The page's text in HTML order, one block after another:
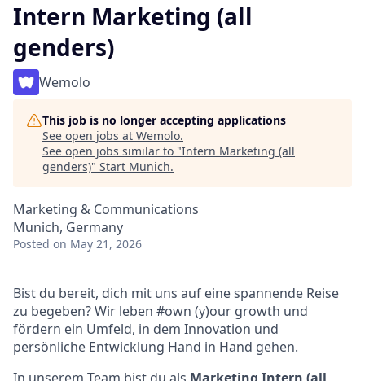
Intern Marketing (all
genders)
Wemolo
This job is no longer accepting applications
See open jobs at Wemolo.
See open jobs similar to "Intern Marketing (all
genders)" Start Munich.
Marketing & Communications
Munich, Germany
Posted on May 21, 2026
Bist du bereit, dich mit uns auf eine spannende Reise
zu begeben? Wir leben #own (y)our growth und
fördern ein Umfeld, in dem Innovation und
persönliche Entwicklung Hand in Hand gehen.